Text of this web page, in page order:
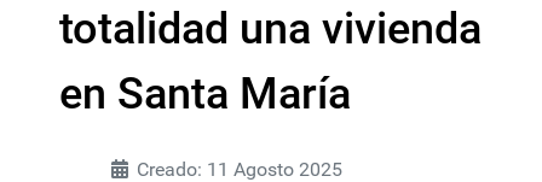
totalidad una vivienda
en Santa María
Creado: 11 Agosto 2025